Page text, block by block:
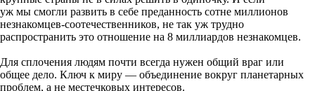
уж мы смогли развить в себе преданность сотне миллионов
незнакомцев-соотечественников, не так уж трудно
распространить это отношение на 8 миллиардов незнакомцев.
Для сплочения людям почти всегда нужен общий враг или
общее дело. Ключ к миру — объединение вокруг планетарных
проблем, а не местечковых интересов.